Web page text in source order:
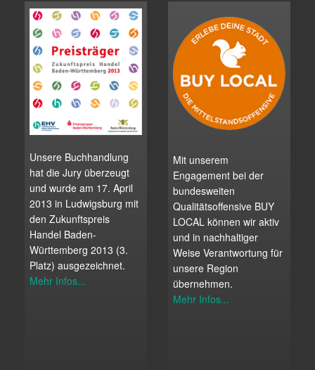
Unsere Buchhandlung
hat die Jury überzeugt
und wurde am 17. April
2013 in Ludwigsburg mit
den Zukunftspreis
Handel Baden-
Württemberg 2013 (3.
Platz) ausgezeichnet.
Mehr Infos...
Mit unserem
Engagement bei der
bundesweiten
Qualitätsoffensive BUY
LOCAL können wir aktiv
und in nachhaltiger
Weise Verantwortung für
unsere Region
übernehmen.
Mehr Infos...